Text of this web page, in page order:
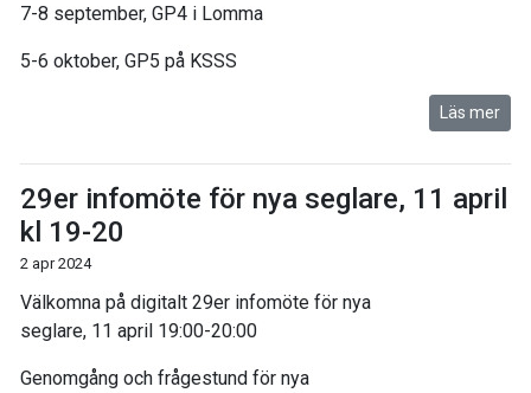
7-8 september, GP4 i Lomma
5-6 oktober, GP5 på KSSS
Läs mer
29er infomöte för nya seglare, 11 april
kl 19-20
2 apr 2024
Välkomna på digitalt 29er infomöte för nya
seglare, 11 april 19:00-20:00
Genomgång och frågestund för nya